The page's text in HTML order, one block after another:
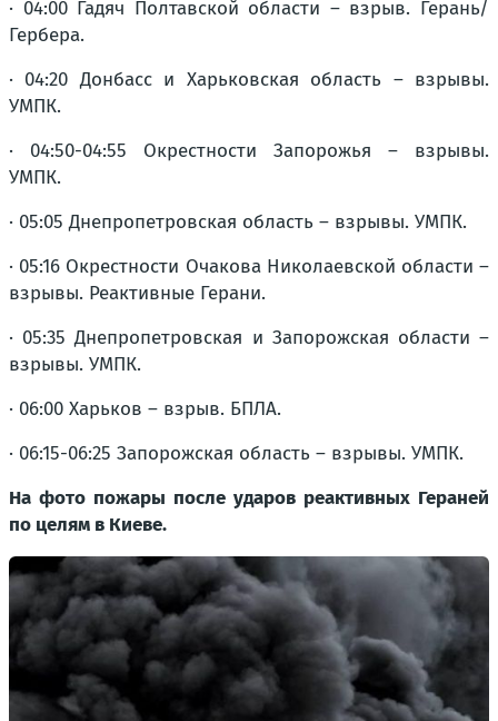
· 04:00 Гадяч Полтавской области – взрыв. Герань/
Гербера.
· 04:20 Донбасс и Харьковская область – взрывы.
УМПК.
· 04:50-04:55 Окрестности Запорожья – взрывы.
УМПК.
· 05:05 Днепропетровская область – взрывы. УМПК.
· 05:16 Окрестности Очакова Николаевской области –
взрывы. Реактивные Герани.
· 05:35 Днепропетровская и Запорожская области –
взрывы. УМПК.
· 06:00 Харьков – взрыв. БПЛА.
· 06:15-06:25 Запорожская область – взрывы. УМПК.
На фото пожары после ударов реактивных Гераней
по целям в Киеве.